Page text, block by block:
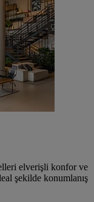
elverişli konfor ve
şekilde konumlanış